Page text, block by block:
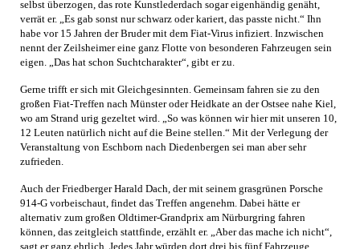
selbst überzogen, das rote Kunstlederdach sogar eigenhändig genäht,
verrät er. „Es gab sonst nur schwarz oder kariert, das passte nicht.“ Ihn
habe vor 15 Jahren der Bruder mit dem Fiat-Virus infiziert. Inzwischen
nennt der Zeilsheimer eine ganz Flotte von besonderen Fahrzeugen sein
eigen. „Das hat schon Suchtcharakter“, gibt er zu.
Gerne trifft er sich mit Gleichgesinnten. Gemeinsam fahren sie zu den
großen Fiat-Treffen nach Münster oder Heidkate an der Ostsee nahe Kiel,
wo am Strand urig gezeltet wird. „So was können wir hier mit unseren 10,
12 Leuten natürlich nicht auf die Beine stellen.“ Mit der Verlegung der
Veranstaltung von Eschborn nach Diedenbergen sei man aber sehr
zufrieden.
Auch der Friedberger Harald Dach, der mit seinem grasgrünen Porsche
914-G vorbeischaut, findet das Treffen angenehm. Dabei hätte er
alternativ zum großen Oldtimer-Grandprix am Nürburgring fahren
können, das zeitgleich stattfinde, erzählt er. „Aber das mache ich nicht“,
sagt er ganz ehrlich. Jedes Jahr würden dort drei bis fünf Fahrzeuge